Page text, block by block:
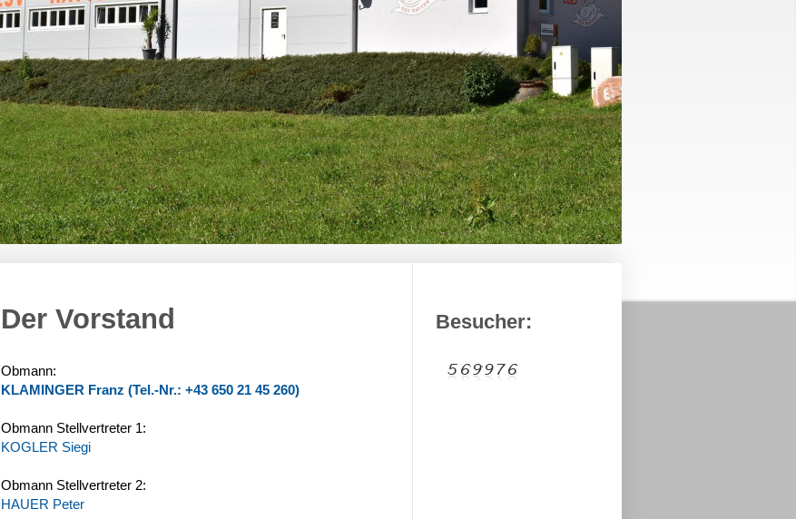
Der Vorstand
Obmann:
KLAMINGER Franz (Tel.-Nr.: +43 650 21 45 260)
Obmann Stellvertreter 1:
KOGLER Siegi
Obmann Stellvertreter 2:
HAUER Peter
Besucher: